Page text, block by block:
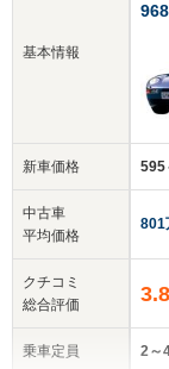
基本情報
新車価格
中古車
平均価格
クチコミ
総合評価
乗車定員
968
595
801
3.8
2～